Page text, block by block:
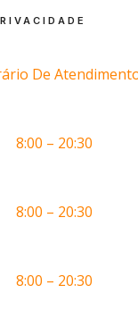
De
8:00 – 20:30
8:00 – 20:30
8:00 – 20:30